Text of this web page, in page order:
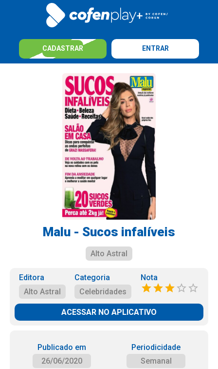
CADASTRAR ENTRAR
Malu - Sucos infalíveis
Alto Astral
Editora
Alto Astral
Categoria
Celebridades
Nota
ACESSAR NO APLICATIVO
Publicado em
26/06/2020
Periodicidade
Semanal